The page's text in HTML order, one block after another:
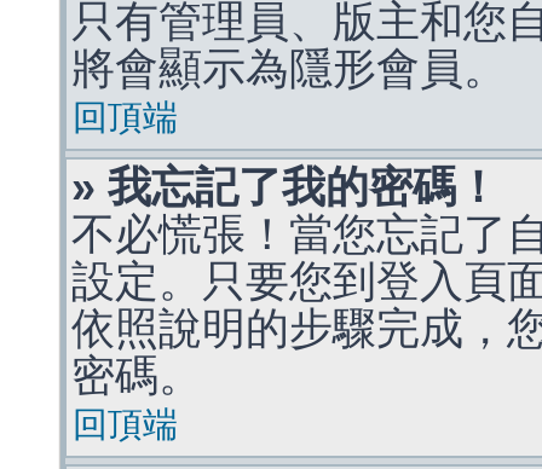
只有管理員、版主和您
將會顯示為隱形會員。
回頂端
» 我忘記了我的密碼！
不必慌張！當您忘記了
設定。只要您到登入頁
依照說明的步驟完成，
密碼。
回頂端